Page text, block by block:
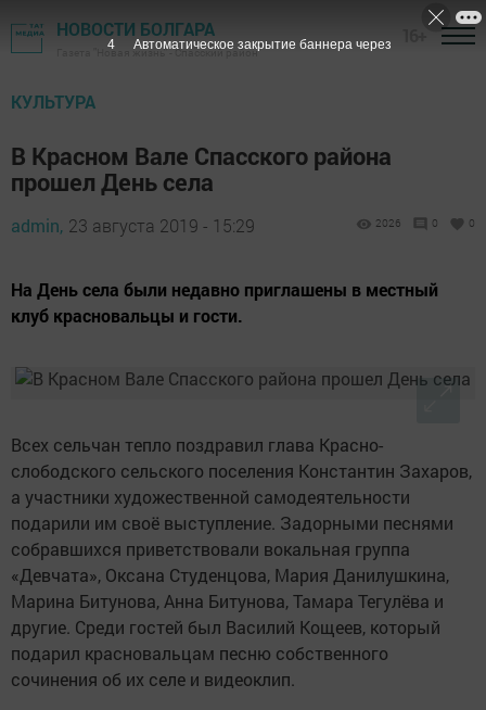
НОВОСТИ БОЛГАРА
Газета "Новая жизнь" - Спасский район
КУЛЬТУРА
В Красном Вале Спасского района
прошел День села
admin, 23 августа 2019 - 15:29 2026 0 0
На День села были недавно приглашены в местный
клуб красновальцы и гости.
Всех сельчан тепло поздравил глава Красно-
слободского сельского поселения Константин Захаров,
а участники художественной самодеятельности
подарили им своё выступление. Задорными песнями
собравшихся приветствовали вокальная группа
«Девчата», Оксана Студенцова, Мария Данилушкина,
Марина Битунова, Анна Битунова, Тамара Тегулёва и
другие. Среди гостей был Василий Кощеев, который
подарил красновальцам песню собственного
сочинения об их селе и видеоклип.
3 Автоматическое закрытие баннера через